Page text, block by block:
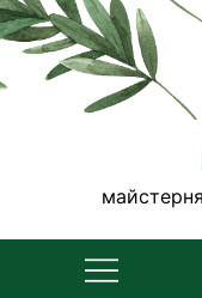
Перейти
до
вмісту